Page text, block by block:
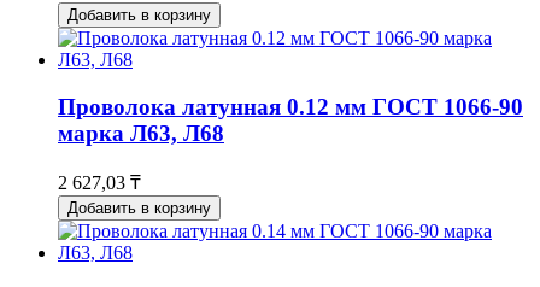
Добавить в корзину
Проволока латунная 0.12 мм ГОСТ 1066-90
марка Л63, Л68
2 627,03 ₸
Добавить в корзину